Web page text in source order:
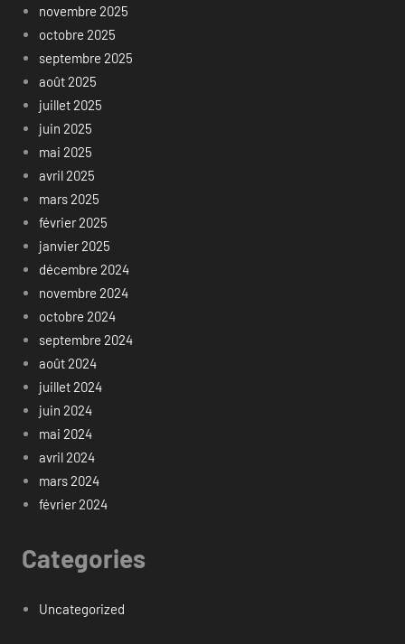
novembre 2025
octobre 2025
septembre 2025
août 2025
juillet 2025
juin 2025
mai 2025
avril 2025
mars 2025
février 2025
janvier 2025
décembre 2024
novembre 2024
octobre 2024
septembre 2024
août 2024
juillet 2024
juin 2024
mai 2024
avril 2024
mars 2024
février 2024
Categories
Uncategorized